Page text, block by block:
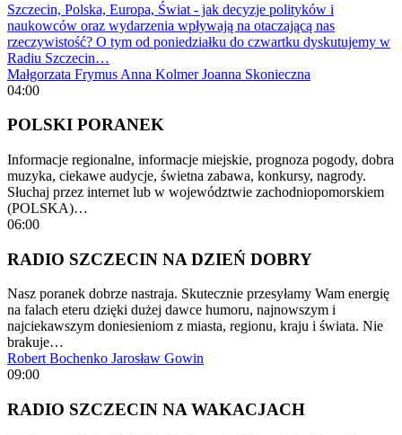
Szczecin, Polska, Europa, Świat - jak decyzje polityków i
naukowców oraz wydarzenia wpływają na otaczającą nas
rzeczywistość? O tym od poniedziałku do czwartku dyskutujemy w
Radiu Szczecin…
Małgorzata Frymus Anna Kolmer Joanna Skonieczna
04:00
POLSKI PORANEK
Informacje regionalne, informacje miejskie, prognoza pogody, dobra
muzyka, ciekawe audycje, świetna zabawa, konkursy, nagrody.
Słuchaj przez internet lub w województwie zachodniopomorskiem
(POLSKA)…
06:00
RADIO SZCZECIN NA DZIEŃ DOBRY
Nasz poranek dobrze nastraja. Skutecznie przesyłamy Wam energię
na falach eteru dzięki dużej dawce humoru, najnowszym i
najciekawszym doniesieniom z miasta, regionu, kraju i świata. Nie
brakuje…
Robert Bochenko Jarosław Gowin
09:00
RADIO SZCZECIN NA WAKACJACH